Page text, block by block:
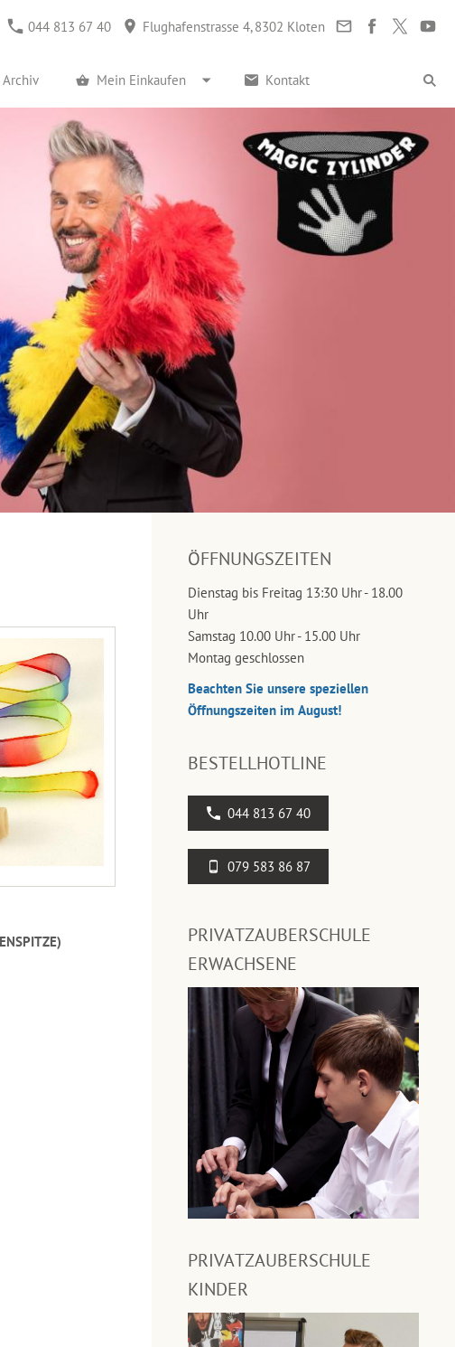
044 813 67 40 Flughafenstrasse 4, 8302 Kloten
Archiv Mein Einkaufen Kontakt
ÖFFNUNGSZEITEN
Dienstag bis Freitag 13:30 Uhr - 18.00
Uhr
Samstag 10.00 Uhr - 15.00 Uhr
Montag geschlossen
Beachten Sie unsere speziellen
Öffnungszeiten im August!
BESTELLHOTLINE
044 813 67 40
079 583 86 87
PRIVATZAUBERSCHULE
ERWACHSENE
PRIVATZAUBERSCHULE
KINDER